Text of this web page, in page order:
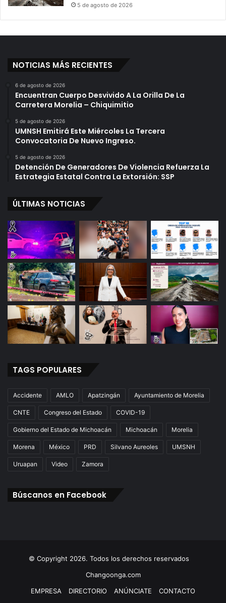
5 de agosto de 2026
NOTICIAS MÁS RECIENTES
6 de agosto de 2026
Encuentran Cuerpo Desvivido A La Orilla De La
Carretera Morelia – Chiquimitio
5 de agosto de 2026
UMNSH Emitirá Este Miércoles La Tercera
Convocatoria De Nuevo Ingreso.
5 de agosto de 2026
Detención De Generadores De Violencia Refuerza La
Estrategia Estatal Contra La Extorsión: SSP
ÚLTIMAS NOTICIAS
TAGS POPULARES
Accidente AMLO Apatzingán Ayuntamiento de Morelia
CNTE Congreso del Estado COVID-19
Gobierno del Estado de Michoacán Michoacán Morelia
Morena México PRD Silvano Aureoles UMSNH
Uruapan Video Zamora
Búscanos en Facebook
© Copyright 2026. Todos los derechos reservados
Changoonga.com
EMPRESA
DIRECTORIO ANÚNCIATE CONTACTO